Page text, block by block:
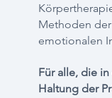
Methoden
emotionalen
Für alle, die
Haltung der